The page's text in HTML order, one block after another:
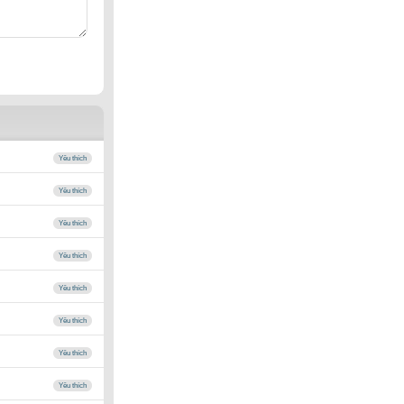
Yêu thích
Yêu thích
Yêu thích
Yêu thích
Yêu thích
Yêu thích
Yêu thích
Yêu thích